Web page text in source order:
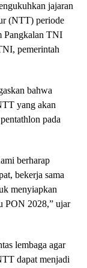
jajaran
(NTT) periode
Pangkalan TNI
pemerintah
bahwa
yang akan
pada
berharap
bekerja sama
menyiapkan
PON 2028,” ujar
lembaga agar
dapat menjadi